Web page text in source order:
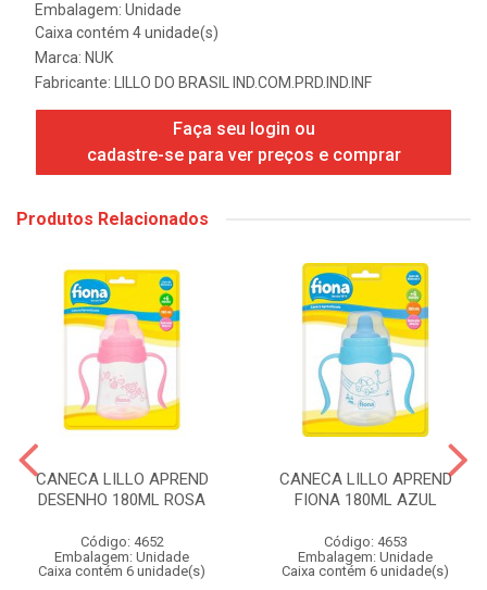
Embalagem: Unidade
Caixa contém 4 unidade(s)
Marca: NUK
Fabricante:
LILLO DO BRASIL IND.COM.PRD.IND.INF
Faça seu login ou
cadastre-se para ver preços e comprar
Produtos Relacionados
CANECA LILLO APREND
DESENHO 180ML ROSA
Código: 4652
Embalagem: Unidade
Caixa contém 6 unidade(s)
CANECA LILLO APREND
FIONA 180ML AZUL
Código: 4653
Embalagem: Unidade
Caixa contém 6 unidade(s)